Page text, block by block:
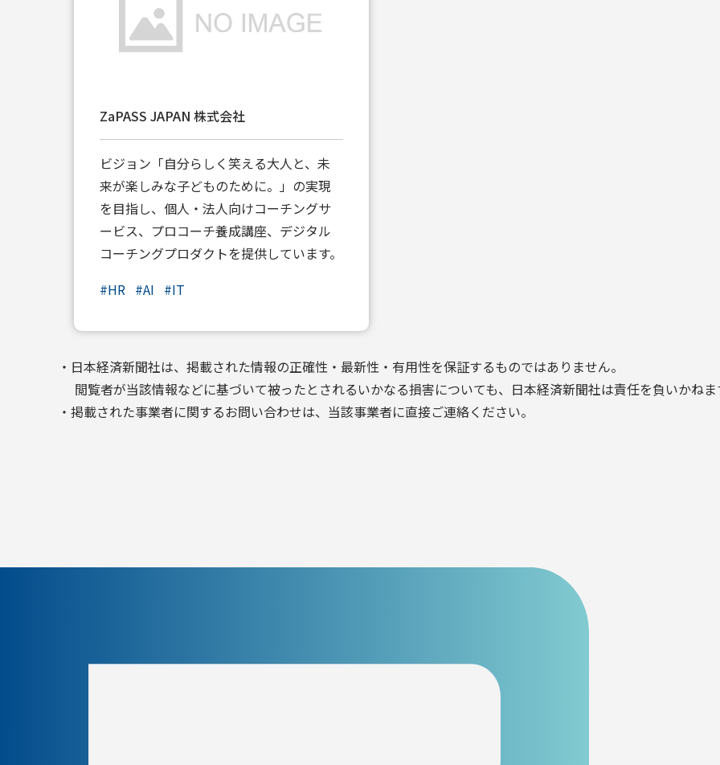
ZaPASS JAPAN 株式会社
ビジョン「自分らしく笑える大人と、未
来が楽しみな子どものために。」の実現
を目指し、個人・法人向けコーチングサ
ービス、プロコーチ養成講座、デジタル
コーチングプロダクトを提供しています。
#HR #AI #IT
・日本経済新聞社は、掲載された情報の正確性・最新性・有用性を保証するものではありません。
閲覧者が当該情報などに基づいて被ったとされるいかなる損害についても、日本経済新聞社は責任を負いかねま
・掲載された事業者に関するお問い合わせは、当該事業者に直接ご連絡ください。